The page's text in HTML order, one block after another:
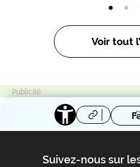
Voir tout
Suivez-nous sur